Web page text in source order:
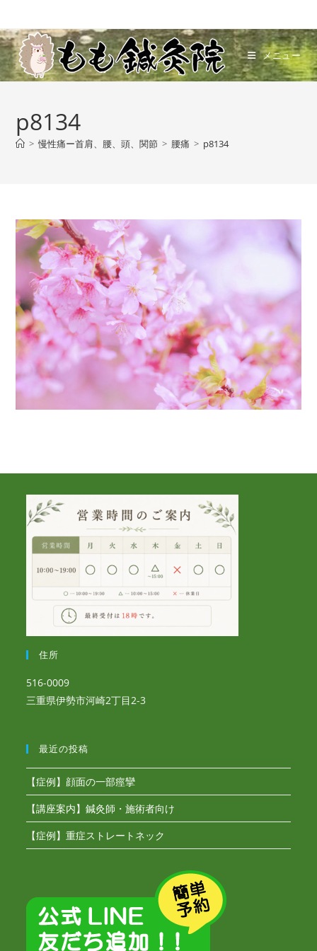
ン
テ
ン
ツ
メニュー
p8134
> 慢性痛ー首肩、腰、頭、関節 > 腰痛 > p8134
住所
516-0009
三重県伊勢市河崎2丁目2-3
最近の投稿
【症例】顔面の一部痙攣
【講座案内】鍼灸師・施術者向け
【症例】重症ストレートネック